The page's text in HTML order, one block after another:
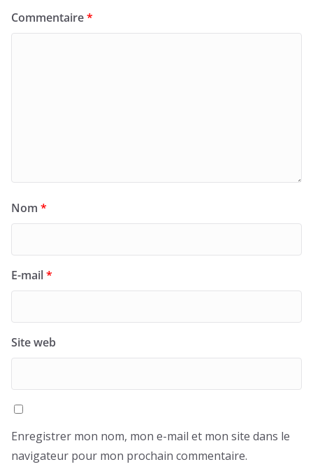
Commentaire*
Nom *
E-mail*
Site web
Enregistrer mon nom, mon e-mail et mon site dans le
navigateur pour mon prochain commentaire.